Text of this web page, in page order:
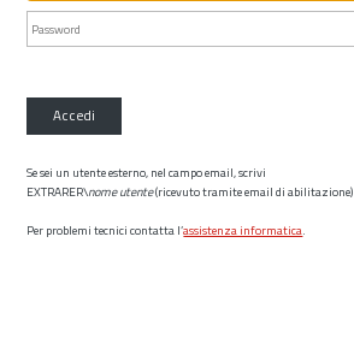
Accedi
Se sei un utente esterno, nel campo email, scrivi
EXTRARER\nome utente(ricevuto tramite email di abilitazione)
Per problemi tecnici contatta l’assistenza informatica.